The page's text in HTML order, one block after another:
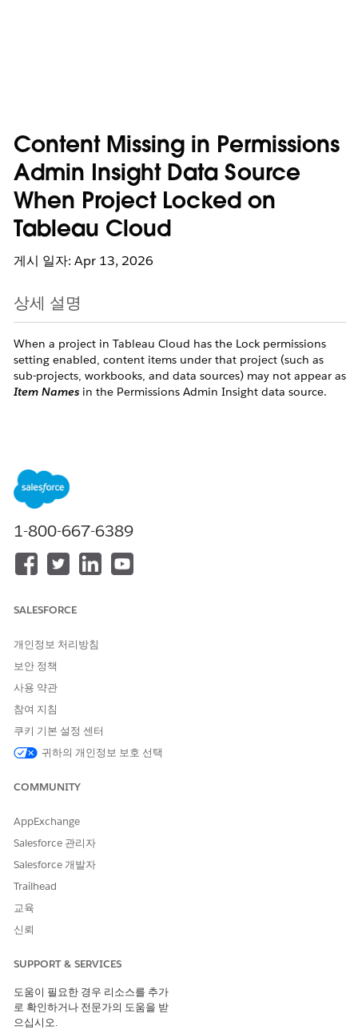
Content Missing in Permissions
Admin Insight Data Source
When Project Locked on
Tableau Cloud
게시 일자: Apr 13, 2026
상세 설명
When a project in Tableau Cloud has the Lock permissions
setting enabled, content items under that project (such as
sub-projects, workbooks, and data sources) may not appear as
Item Names in the Permissions Admin Insight data source.
Cause:
The issue has been identified as a known issue
not include all content within projects that have been locked.
솔루션
There is no effective workaround at this time. Our
known issue above for status updates and potential fixes in
future releases.
Workaround (only if you can unlock the parent project):
Open Project Settings for the parent project.
permissions.
If it does, unlock the parent project and wait for
Lock asset permissions
About data freshness
Permissions Data Source
1-800-667-6389
SALESFORCE
개인정보 처리방침
보안 정책
사용 약관
참여 지침
쿠키 기본 설정 센터
귀하의 개인정보 보호 선택
COMMUNITY
AppExchange
Salesforce 관리자
Salesforce 개발자
Trailhead
교육
신뢰
SUPPORT & SERVICES
도움이 필요한 경우 리소스를 추가
로 확인하거나 전문가의 도움을 받
으십시오.